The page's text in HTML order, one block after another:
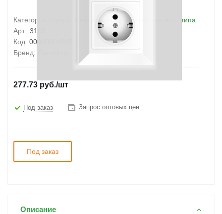
Категория товара:
Светильник линейный реечного типа
Арт.: 3108
Код: 00000004895
Бренд:
277.73 руб./шт
Под заказ Запрос оптовых цен
Под заказ
Описание